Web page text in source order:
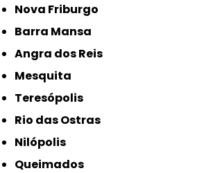
Nova Friburgo
Barra Mansa
Angra dos Reis
Mesquita
Teresópolis
Rio das Ostras
Nilópolis
Queimados